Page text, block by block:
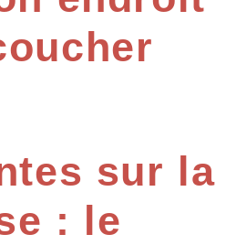
sur la
: le